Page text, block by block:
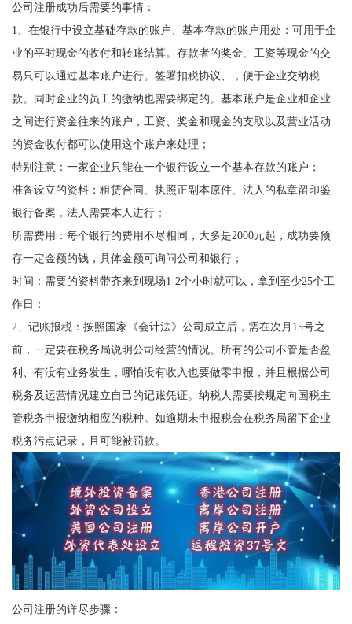
公司注册成功后需要的事情：
1、在银行中设立基础存款的账户、基本存款的账户用处：可用于企
业的平时现金的收付和转账结算。存款者的奖金、工资等现金的交
易只可以通过基本账户进行。签署扣税协议、，便于企业交纳税
款。同时企业的员工的缴纳也需要绑定的。基本账户是企业和企业
之间进行资金往来的账户，工资、奖金和现金的支取以及营业活动
的资金收付都可以使用这个账户来处理；
特别注意：一家企业只能在一个银行设立一个基本存款的账户；
准备设立的资料：租赁合同、执照正副本原件、法人的私章留印鉴
银行备案，法人需要本人进行；
所需费用：每个银行的费用不尽相同，大多是2000元起，成功要预
存一定金额的钱，具体金额可询问公司和银行；
时间：需要的资料带齐来到现场1-2个小时就可以，拿到至少25个工
作日；
2、记账报税：按照国家《会计法》公司成立后，需在次月15号之
前，一定要在税务局说明公司经营的情况。所有的公司不管是否盈
利、有没有业务发生，哪怕没有收入也要做零申报，并且根据公司
税务及运营情况建立自己的记账凭证。纳税人需要按规定向国税主
管税务申报缴纳相应的税种。如逾期未申报税会在税务局留下企业
税务污点记录，且可能被罚款。
公司注册的详尽步骤：